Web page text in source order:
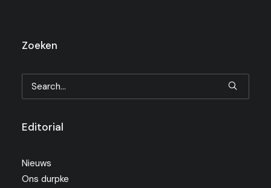
Zoeken
Editorial
Nieuws
Ons durpke